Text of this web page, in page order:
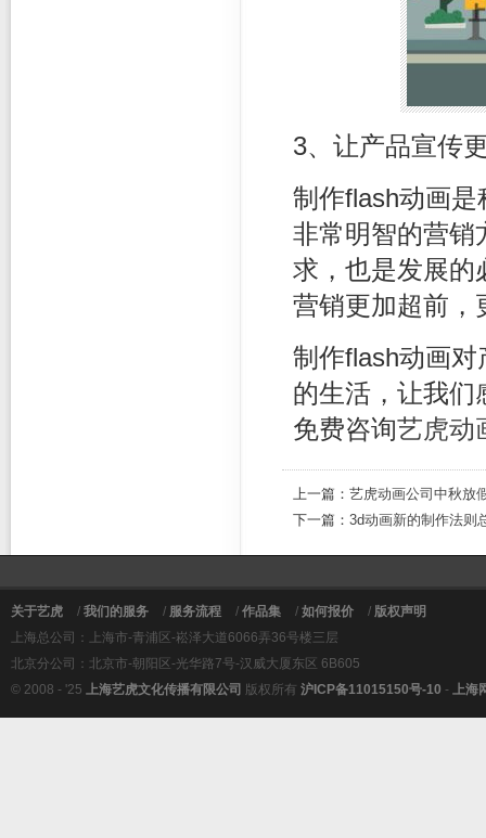
3、让产品宣传
制作flash动画
非常明智的营销
求，也是发展的
营销更加超前，
制作flash动画
的生活，让我们
免费咨询艺虎动
上一篇： 艺虎动画公司中秋放
下一篇： 3d动画新的制作法则
关于艺虎 / 我们的服务 / 服务流程 / 作品集 / 如何报价 / 版权声明
上海总公司：上海市-青浦区-崧泽大道6066弄36号楼三层
北京分公司：北京市-朝阳区-光华路7号-汉威大厦东区 6B605
© 2008 - '25 上海艺虎文化传播有限公司 版权所有 沪ICP备11015150号-10 - 上海